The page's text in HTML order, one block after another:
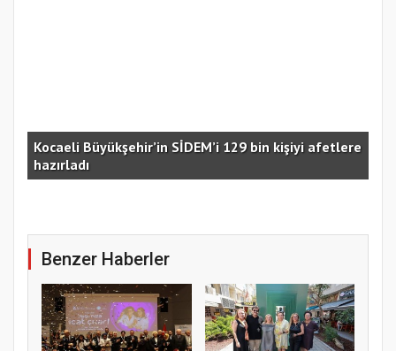
Kocaeli Büyükşehir’in SİDEM’i 129 bin kişiyi afetlere
hazırladı
Benzer Haberler